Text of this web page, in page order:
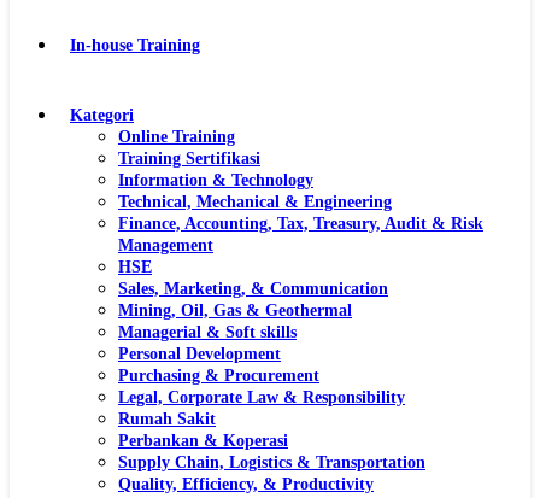
In-house Training
Kategori
Online Training
Training Sertifikasi
Information & Technology
Technical, Mechanical & Engineering
Finance, Accounting, Tax, Treasury, Audit & Risk
Management
HSE
Sales, Marketing, & Communication
Mining, Oil, Gas & Geothermal
Managerial & Soft skills
Personal Development
Purchasing & Procurement
Legal, Corporate Law & Responsibility
Rumah Sakit
Perbankan & Koperasi
Supply Chain, Logistics & Transportation
Quality, Efficiency, & Productivity